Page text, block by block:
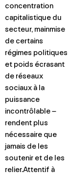
concentration
capitalistique du
secteur, mainmise
de certains
régimes politiques
et poids écrasant
de réseaux
sociaux à la
puissance
incontrôlable –
rendent plus
nécessaire que
jamais de les
soutenir et de les
relier.Attentif à